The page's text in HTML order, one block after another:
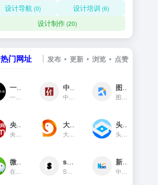
设计导航 (0) 设计培训 (6)
设计制作(20)
热门网址 发布 更新 浏览 点赞
一键生成 中国经济网 图贴士
央视网新闻频道(cctv.com) 大鱼号官网 头条指数
微信对话生成器 soogif动图
SOOGIF提供搞笑、表情、美女...
新华网